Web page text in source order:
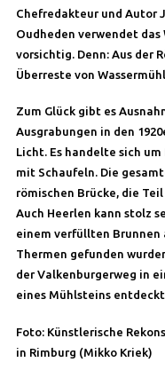
Chefredakteur und Autor
Oudheden verwendet das
vorsichtig. Denn: Aus der
Überreste von
Zum Glück gibt es
Ausgrabungen in den
Licht. Es handelte sich
mit Schaufeln. Die
römischen Brücke, die
Auch Heerlen kann stolz
einem verfüllten Brunnen
Thermen gefunden
der Valkenburgerweg in
eines Mühlsteins
Foto: Künstlerische
in Rimburg (Mikko Kriek)